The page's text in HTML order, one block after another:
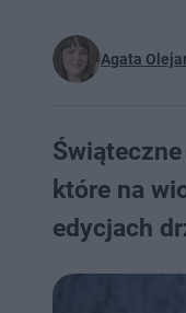
Agata
które na
edycjach